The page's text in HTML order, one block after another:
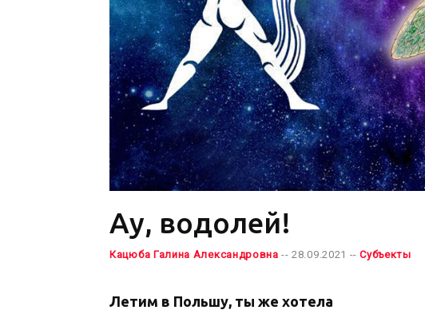
Ау, водолей!
Кацюба Галина Александровна -- 28.09.2021 -- Субъекты
Летим в Польшу, ты же хотела